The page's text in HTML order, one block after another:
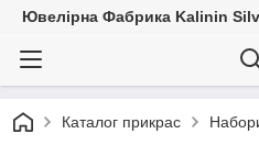
Ювелірна Фабрика Kalinin
Каталог прикрас